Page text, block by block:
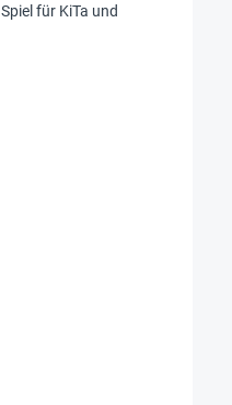
für KiTa und